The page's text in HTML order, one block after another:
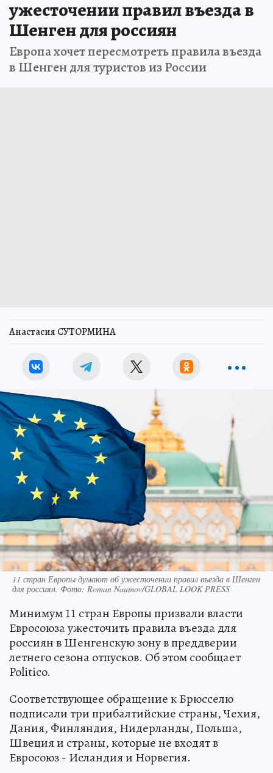
ужесточении правил въезда в
Шенген для россиян
Европа хочет пересмотреть правила въезда
в Шенген для туристов из России
Анастасия СУТОРМИНА
11 стран Европы думают об ужесточении правил въезда в Шенген
для россиян. Фото: Roman Naumov/GLOBAL LOOK PRESS
Минимум 11 стран Европы призвали власти
Евросоюза ужесточить правила въезда для
россиян в Шенгенскую зону в преддверии
летнего сезона отпусков. Об этом сообщает
Politico.
Соответствующее обращение к Брюсселю
подписали три прибалтийские страны, Чехия,
Дания, Финляндия, Нидерланды, Польша,
Швеция и страны, которые не входят в
Евросоюз - Исландия и Норвегия.